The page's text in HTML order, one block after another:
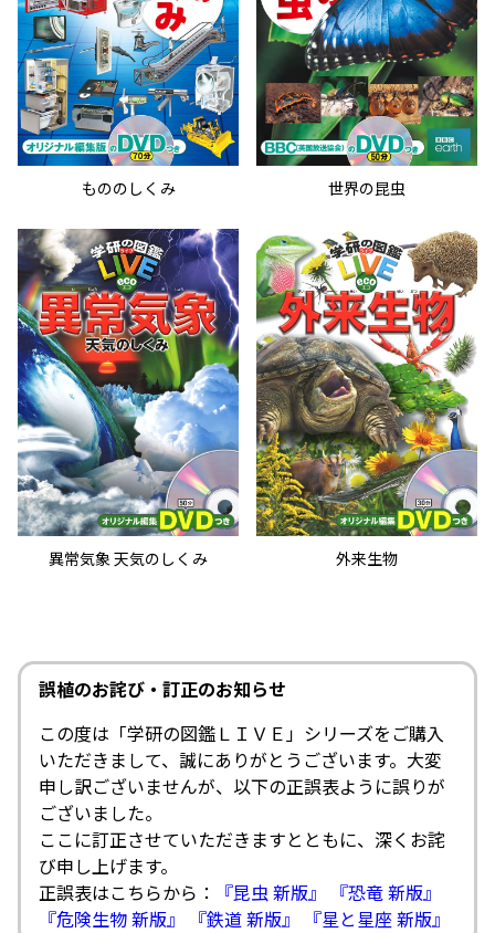
もののしくみ 世界の昆虫
異常気象 天気のしくみ 外来生物
誤植のお詫び・訂正のお知らせ
この度は「学研の図鑑ＬＩＶＥ」シリーズをご購入
いただきまして、誠にありがとうございます。大変
申し訳ございませんが、以下の正誤表ように誤りが
ございました。
ここに訂正させていただきますとともに、深くお詫
び申し上げます。
正誤表はこちらから：
『昆虫 新版』
『恐竜 新版』
『危険生物 新版』
『鉄道 新版』 『星と星座 新版』